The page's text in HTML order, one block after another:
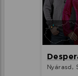
Nyárasd,